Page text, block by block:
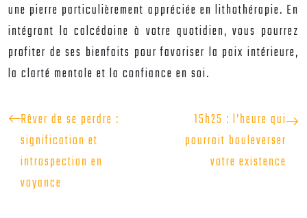
une pierre particulièrement appréciée en lithothérapie. En
intégrant la calcédoine à votre quotidien, vous pourrez
profiter de ses bienfaits pour favoriser la paix intérieure,
la clarté mentale et la confiance en soi.
Rêver de se perdre :
signification et
introspection en
voyance
15h25 : l’heure qui
pourrait bouleverser
votre existence